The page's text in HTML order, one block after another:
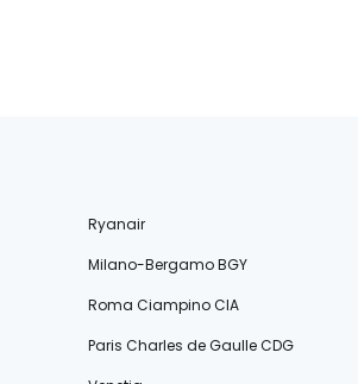
Ryanair
Milano-Bergamo BGY
Roma Ciampino CIA
Paris Charles de Gaulle CDG